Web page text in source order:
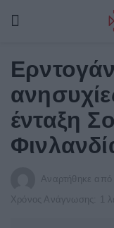
ένταξη
Αναρτήθηκε από
Χρόνος Ανάγνωσης: 1